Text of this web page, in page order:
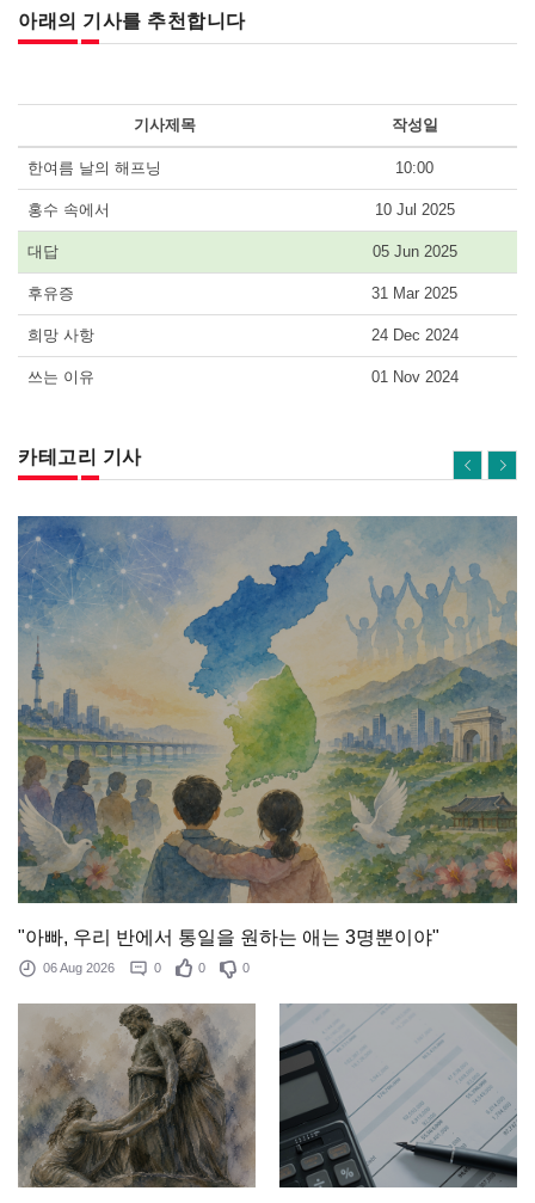
아래의 기사를 추천합니다
기사제목 작성일
한여름 날의 해프닝 10:00
홍수 속에서 10 Jul 2025
대답 05 Jun 2025
후유증 31 Mar 2025
희망 사항 24 Dec 2024
쓰는 이유 01 Nov 2024
카테고리 기사
"아빠, 우리 반에서 통일을 원하는 애는 3명뿐이야"
06 Aug 2026 0 0 0